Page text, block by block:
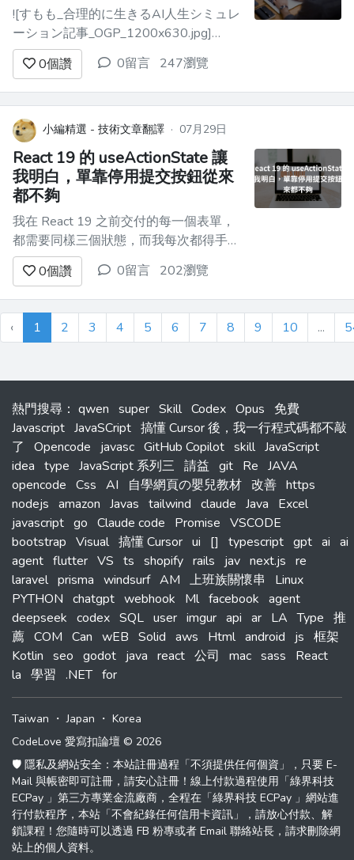
![すもも_合理的に生きるAI人生シミュレ
ーション記事_OGP_1200x630.jpg]
(https://qiita-user-
contents.imgix.net/https%3A%2F%2Fqiita-
image-store.s3.ap-northeast-
1.amazonaws.com%2F...
0個讚 0留言 247瀏覽
小編精選 - 技術文章翻譯 · 07月29日
React 19 的 useActionState 讓
我明白，單靠停用提交按鈕從來
都不夠
我在 React 19 之前交付的每一個表單，
都需要同樣三個狀態，而我每次都得手動
把它們串起來。 一個用來存結果。一個
表示是否正在送出。一個用來存錯誤。然
後幾乎每個 sprint 至少會有一次，我忘了
在正確的位置重置其中一個，接著盯著那
顆無法重新啟用的按鈕發呆二十分鐘。
0個讚 0留言 202瀏覽
‹ 1 2 3 4 5 6 7 8 9 10 ...
熱門搜尋 ： qwen super Skill Codex Opus
免費
Javascript JavaSCript 搞懂 Cursor 後，我一行程式碼都不敲
了
Opencode javasc GitHub Copilot skill JavaScript
idea type JavaScript 系列三 請益 git Re JAVA
opencode Css AI 自學網頁の嬰兒教材 改善 https
nodejs amazon Javas tailwind claude Java
Excel
javascript go Claude code Promise VSCODE
bootstrap Visual 搞懂 Cursor ui [] typescript gpt ai ai
agent flutter VS ts shopify rails jav next.js re
laravel prisma windsurf AM 上班族關懷串
Linux
PYTHON chatgpt webhook Ml facebook agent
deepseek codex SQL user imgur api ar LA Type 推
薦 COM Can wEB Solid aws Html android js 框架
Kotlin seo godot java react 公司 mac sass
React
la 學習 .NET for
Taiwan ・Japan ・ Korea
CodeLove 愛寫扣論壇 © 2026
🛡️ 隱私及網站安全：本站註冊過程「不須提供任何個資」，只要 E-
Mail 與帳密即可註冊，請安心註冊！線上付款過程使用「綠界科技
ECPay 」第三方專業金流廠商，全程在「綠界科技 ECPay 」網站進
行付款程序，本站「不會紀錄任何信用卡資訊」，請放心付款、解
鎖課程！您隨時可以透過 FB 粉專或者 Email 聯絡站長，請求刪除網
站上的個人資料。